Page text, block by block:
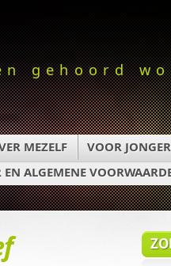
gehoord
MEZELF VOOR
EN ALGEMENE